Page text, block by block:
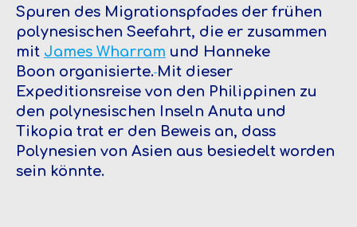
Spuren des Migrationspfades der frühen
polynesischen Seefahrt, die er zusammen
mit James Wharram und Hanneke
Boon organisierte. Mit dieser
Expeditionsreise von den Philippinen zu
den polynesischen Inseln Anuta und
Tikopia trat er den Beweis an, dass
Polynesien von Asien aus besiedelt worden
sein könnte.